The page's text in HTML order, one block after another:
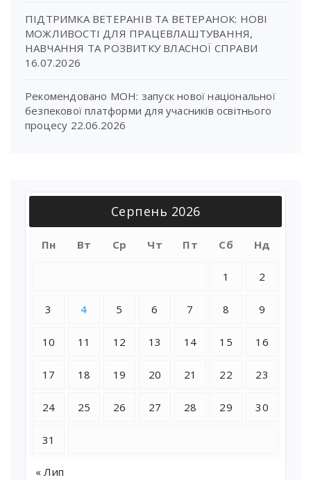
ПІДТРИМКА ВЕТЕРАНІВ ТА ВЕТЕРАНОК: НОВІ
МОЖЛИВОСТІ ДЛЯ ПРАЦЕВЛАШТУВАННЯ,
НАВЧАННЯ ТА РОЗВИТКУ ВЛАСНОЇ СПРАВИ
16.07.2026
Рекомендовано МОН: запуск нової національної
безпекової платформи для учасників освітнього
процесу 22.06.2026
Серпень 2026
Пн Вт Ср Чт Пт Сб Нд
1 2
3 4 5 6 7 8 9
10 11 12 13 14 15 16
17 18 19 20 21 22 23
24 25 26 27 28 29 30
31
« Лип